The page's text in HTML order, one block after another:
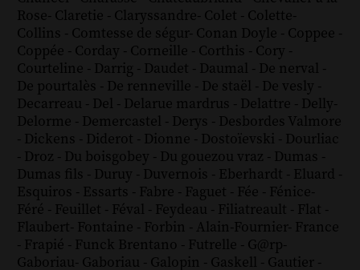
Rose- Claretie - Claryssandre- Colet - Colette-
Collins - Comtesse de ségur- Conan Doyle - Coppee -
Coppée - Corday - Corneille - Corthis - Cory -
Courteline - Darrig - Daudet - Daumal - De nerval -
De pourtalès - De renneville - De staël - De vesly -
Decarreau - Del - Delarue mardrus - Delattre - Delly-
Delorme - Demercastel - Derys - Desbordes Valmore
- Dickens - Diderot - Dionne - Dostoïevski - Dourliac
- Droz - Du boisgobey - Du gouezou vraz - Dumas -
Dumas fils - Duruy - Duvernois - Eberhardt - Eluard -
Esquiros - Essarts - Fabre - Faguet - Fée - Fénice-
Féré - Feuillet - Féval - Feydeau - Filiatreault - Flat -
Flaubert- Fontaine - Forbin - Alain-Fournier- France
- Frapié - Funck Brentano - Futrelle - G@rp-
Gaboriau- Gaboriau - Galopin - Gaskell - Gautier -